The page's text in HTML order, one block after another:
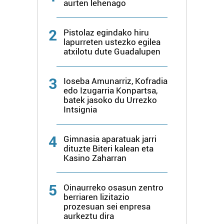
zerbitzuak hobetzeko asmoz, cookie teknologiaz
baliatzen gara. Ohar hau onartuz gero, teknologia hori
erabiltzeko baimen esplizitua ematen diguzu.
aurten lehenago
2
Pistolaz egindako hiru
lapurreten ustezko egilea
atxilotu dute Guadalupen
3
Ioseba Amunarriz, Kofradia
edo Izugarria Konpartsa,
batek jasoko du Urrezko
Intsignia
4
Gimnasia aparatuak jarri
dituzte Biteri kalean eta
Kasino Zaharran
5
Oinaurreko osasun zentro
berriaren lizitazio
prozesuan sei enpresa
aurkeztu dira